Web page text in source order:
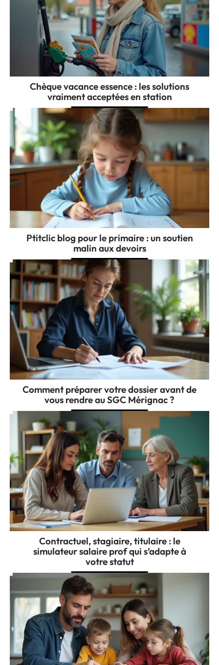
Chèque vacance essence : les solutions
vraiment acceptées en station
Ptitclic blog pour le primaire : un soutien
malin aux devoirs
Comment préparer votre dossier avant de
vous rendre au SGC Mérignac ?
Contractuel, stagiaire, titulaire : le
simulateur salaire prof qui s’adapte à
votre statut